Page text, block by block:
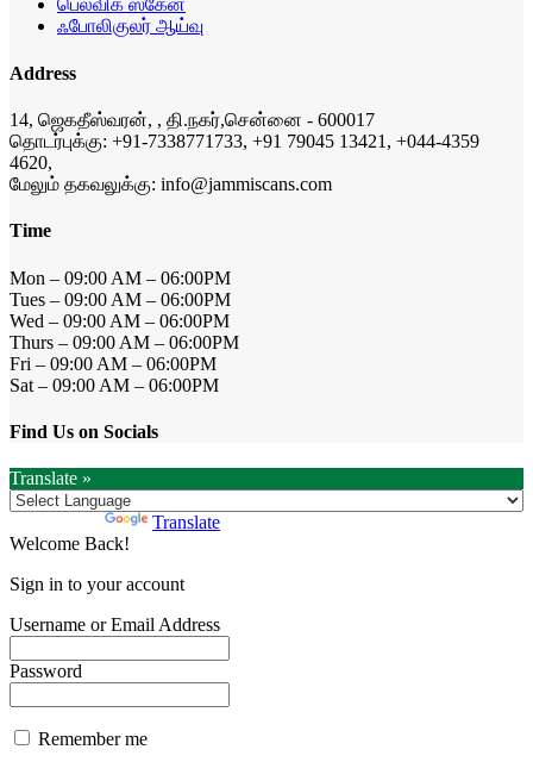
பெல்விக் ஸ்கேன்
ஃபோலிகுலர் ஆய்வு
Address
14, ஜெகதீஸ்வரன், , தி.நகர்,சென்னை - 600017
தொடர்புக்கு: +91-7338771733, +91 79045 13421, +044-4359
4620,
மேலும் தகவலுக்கு: info@jammiscans.com
Time
Mon – 09:00 AM – 06:00PM
Tues – 09:00 AM – 06:00PM
Wed – 09:00 AM – 06:00PM
Thurs – 09:00 AM – 06:00PM
Fri – 09:00 AM – 06:00PM
Sat – 09:00 AM – 06:00PM
Find Us on Socials
Translate »
Translate
Welcome Back!
Sign in to your account
Username or Email Address
Password
Remember me